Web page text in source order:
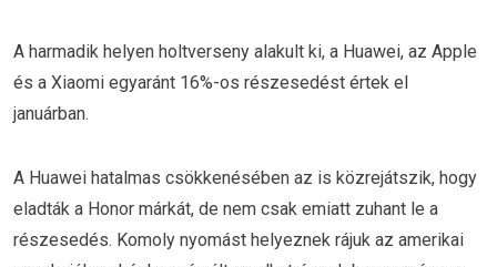
A harmadik helyen holtverseny alakult ki, a Huawei, az Apple
és a Xiaomi egyaránt 16%-os részesedést értek el
januárban.
A Huawei hatalmas csökkenésében az is közrejátszik, hogy
eladták a Honor márkát, de nem csak emiatt zuhant le a
részesedés. Komoly nyomást helyeznek rájuk az amerikai